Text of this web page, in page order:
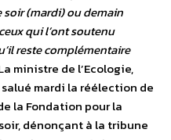
soir (mardi) ou demain
qui l’ont soutenu
reste complémentaire
ministre de l’Ecologie,
mardi la réélection de
la Fondation pour la
dénonçant à la tribune